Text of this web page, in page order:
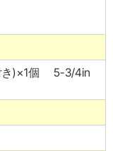
き)×1個 5-3/4in